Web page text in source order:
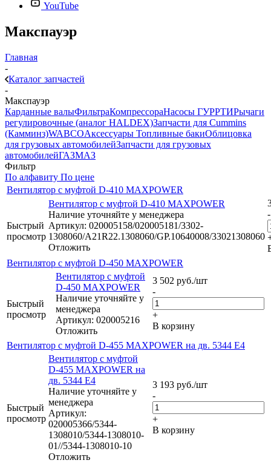
YouTube
Макспауэр
Главная
-
Каталог запчастей
-
Макспауэр
Карданные валыФильтраКомпрессораНасосы ГУРРТИРычаги
регулировочные (аналог HALDEX)Запчасти для Cummins
(Камминз)WABCOАксессуары Топливные бакиОблицовка
для грузовых автомобилейЗапчасти для грузовых
автомобилейГАЗМАЗ
Фильтр
По алфавиту По цене
Вентилятор с муфтой D-410 MAXPOWER
Быстрый
просмотр
Вентилятор с муфтой D-410 MAXPOWER
Наличие уточняйте у менеджера
Артикул: 020005158/020005181/3302-
1308060/A21R22.1308060/GP.10640008/33021308060
Отложить
-
Вентилятор с муфтой D-450 MAXPOWER
Быстрый
просмотр
Вентилятор с муфтой
D-450 MAXPOWER
Наличие уточняйте у
менеджера
Артикул: 020005216
Отложить
3 502 руб./шт
-
+
В корзину
Вентилятор с муфтой D-455 MAXPOWER на дв. 5344 Е4
Быстрый
просмотр
Вентилятор с муфтой
D-455 MAXPOWER на
дв. 5344 Е4
Наличие уточняйте у
менеджера
Артикул:
020005366/5344-
1308010/5344-1308010-
01//5344-1308010-10
Отложить
3 193 руб./шт
-
+
В корзину